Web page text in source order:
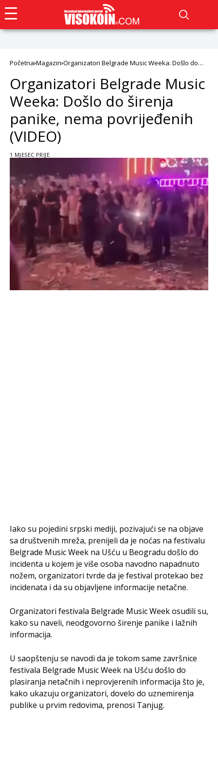
Početna Magazin Organizatori Belgrade Music Weeka: Došlo do
Organizatori Belgrade Music
Weeka: Došlo do širenja
panike, nema povrijeđenih
(VIDEO)
1 MJESEC PRIJE
Iako su pojedini srpski mediji, pozivajući se na objave
sa društvenih mreža, prenijeli da je noćas na festivalu
Belgrade Music Week na Ušću u Beogradu došlo do
incidenta u kojem je više osoba navodno napadnuto
nožem, organizatori tvrde da je festival protekao bez
incidenata i da su objavljene informacije netačne.
Organizatori festivala Belgrade Music Week osudili su,
kako su naveli, neodgovorno širenje panike i lažnih
informacija.
U saopštenju se navodi da je tokom same završnice
festivala Belgrade Music Week na Ušću došlo do
plasiranja netačnih i neprovjerenih informacija što je,
kako ukazuju organizatori, dovelo do uznemirenja
publike u prvim redovima, prenosi Tanjug.